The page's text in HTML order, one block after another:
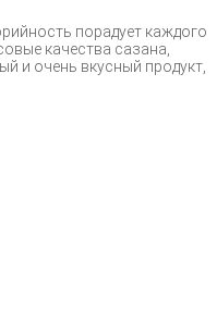
порадует каждого
качества сазана,
и очень вкусный продукт,